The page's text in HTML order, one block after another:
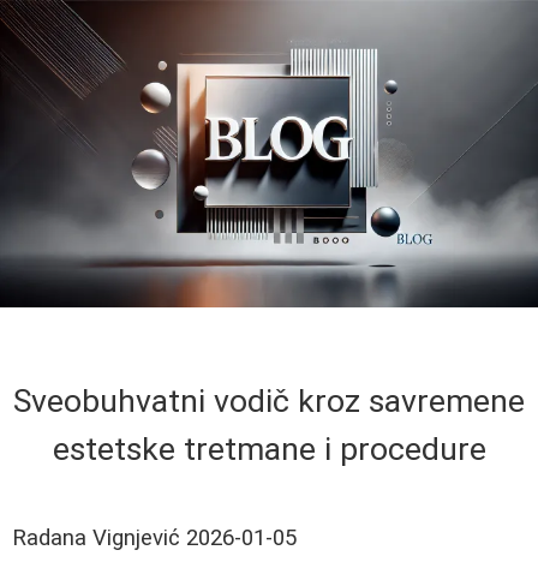
Sveobuhvatni vodič kroz savremene
estetske tretmane i procedure
Radana Vignjević 2026-01-05